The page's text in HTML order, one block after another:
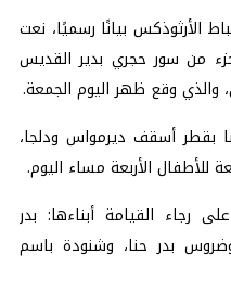
الأرثوذكس بيانًا رسميًا، نعت
جزء من سور حجري بدير القديس
والذي وقع ظهر اليوم الجمعة.
بقطر أسقف ديرمواس ودلجا،
للأطفال الأربعة مساء اليوم.
رجاء القيامة أبناءها: بدر
بدر حنا، وشنودة باسم